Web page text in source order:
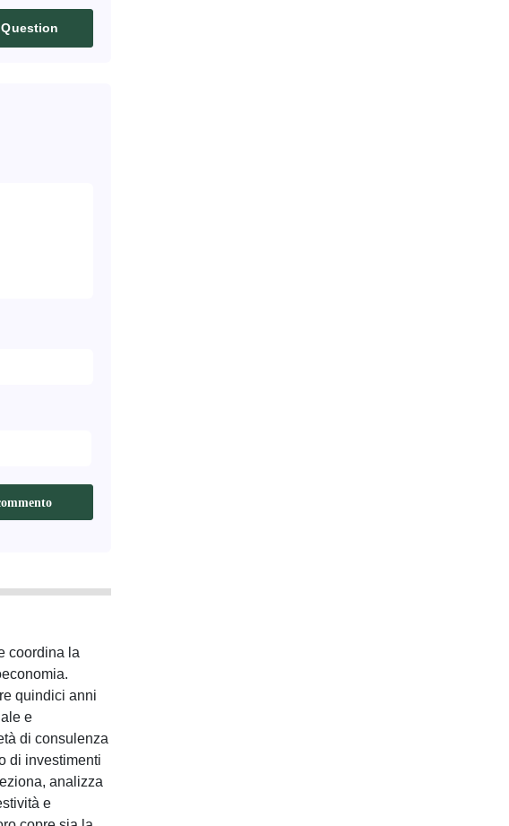
coordina la
quindici anni
e
di consulenza
di investimenti
analizza
e